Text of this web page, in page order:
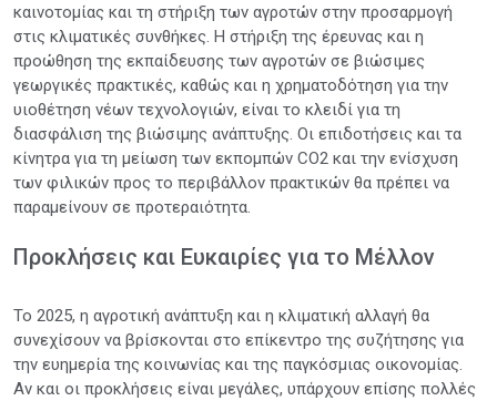
καινοτομίας και τη στήριξη των αγροτών στην προσαρμογή
στις κλιματικές συνθήκες. Η στήριξη της έρευνας και η
προώθηση της εκπαίδευσης των αγροτών σε βιώσιμες
γεωργικές πρακτικές, καθώς και η χρηματοδότηση για την
υιοθέτηση νέων τεχνολογιών, είναι το κλειδί για τη
διασφάλιση της βιώσιμης ανάπτυξης. Οι επιδοτήσεις και τα
κίνητρα για τη μείωση των εκπομπών CO2 και την ενίσχυση
των φιλικών προς το περιβάλλον πρακτικών θα πρέπει να
παραμείνουν σε προτεραιότητα.
Προκλήσεις και Ευκαιρίες για το Μέλλον
Το 2025, η αγροτική ανάπτυξη και η κλιματική αλλαγή θα
συνεχίσουν να βρίσκονται στο επίκεντρο της συζήτησης για
την ευημερία της κοινωνίας και της παγκόσμιας οικονομίας.
Αν και οι προκλήσεις είναι μεγάλες, υπάρχουν επίσης πολλές